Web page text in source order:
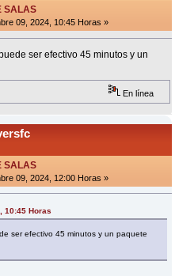
SALAS
09, 2024, 10:45 Horas »
ser efectivo 45 minutos y un
En línea
SALAS
09, 2024, 12:00 Horas »
10:45 Horas
ser efectivo 45 minutos y un paquete